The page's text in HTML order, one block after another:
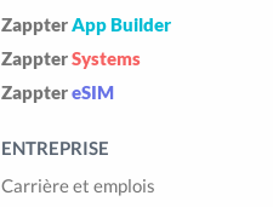
ZappterApp Builder
ZappterSystems
ZapptereSIM
ENTREPRISE
Carrière et emplois